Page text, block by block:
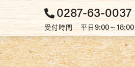
0287-63-0037
受付時間 平日9:00～18:00